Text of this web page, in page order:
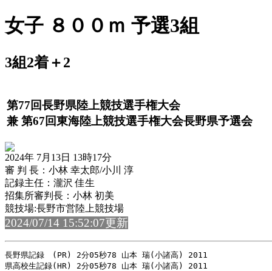
女子 ８００ｍ 予選3組
3組2着＋2
第77回長野県陸上競技選手権大会
兼 第67回東海陸上競技選手権大会長野県予選会
2024年 7月13日 13時17分
審 判 長：小林 幸太郎/小川 淳
記録主任：瀧沢 佳生
招集所審判長：小林 初美
競技場:長野市営陸上競技場
2024/07/14 15:52:07更新
長野県記録　(PR) 2分05秒78 山本 瑞(小諸高) 2011
県高校生記録(HR) 2分05秒78 山本 瑞(小諸高) 2011